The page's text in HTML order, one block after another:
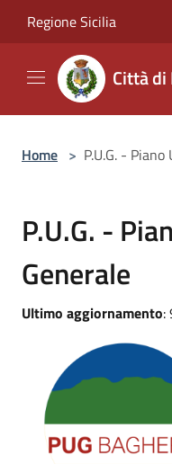
Regione Sicilia
Città
Home > P.U.G. -
P.U.G. -
Generale
Ultimo aggiornamento: